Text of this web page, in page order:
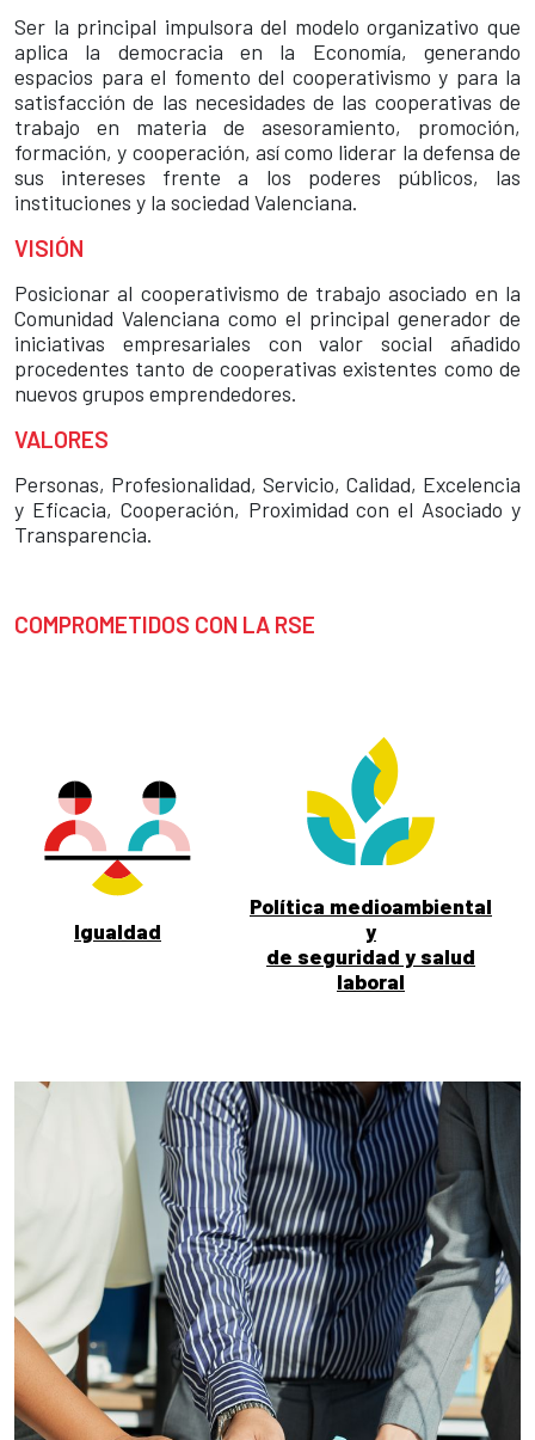
Ser la principal impulsora del modelo organizativo que
aplica la democracia en la Economía, generando
espacios para el fomento del cooperativismo y para la
satisfacción de las necesidades de las cooperativas de
trabajo en materia de asesoramiento, promoción,
formación, y cooperación, así como liderar la defensa de
sus intereses frente a los poderes públicos, las
instituciones y la sociedad Valenciana.
VISIÓN
Posicionar al cooperativismo de trabajo asociado en la
Comunidad Valenciana como el principal generador de
iniciativas empresariales con valor social añadido
procedentes tanto de cooperativas existentes como de
nuevos grupos emprendedores.
VALORES
Personas, Profesionalidad, Servicio, Calidad, Excelencia
y Eficacia, Cooperación, Proximidad con el Asociado y
Transparencia.
COMPROMETIDOS CON LA RSE
Igualdad
Política medioambiental
y
de seguridad y salud
laboral